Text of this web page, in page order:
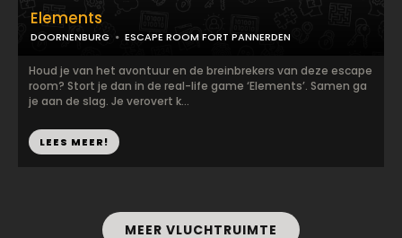
Elements
DOORNENBURG ESCAPE ROOM FORT PANNERDEN
Houd je van het avontuur en de breinbrekers van deze escape
room? Stort je dan in de real-life game ‘Elements’. Samen ga
je aan de slag. Je verovert k...
LEES MEER!
MEER VLUCHTRUIMTE